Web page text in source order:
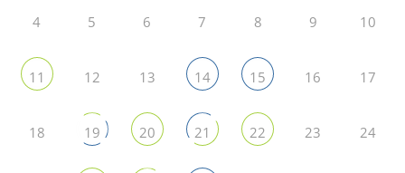
4 5 6 7 8 9 10
11 12 13 14 15 16 17
18 19 20 21 22 23 24